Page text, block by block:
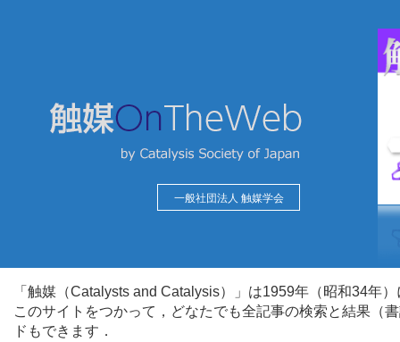
一般社団法人 触媒学会
「触媒（Catalysts and Catalysis）」は1959年（昭和34年
このサイトをつかって，どなたでも全記事の検索と結果（
ドもできます．